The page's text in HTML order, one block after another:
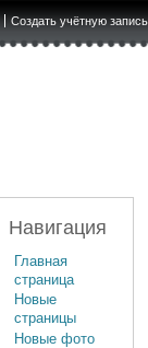
Создать учётную запись
Навигация
Главная
страница
Новые
страницы
Новые фото